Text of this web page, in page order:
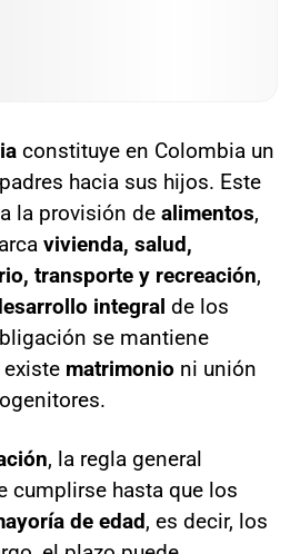
constituye en Colombia un
hacia sus hijos. Este
la provisión de alimentos,
vivienda, salud,
transporte y recreación,
integral de los
se mantiene
matrimonio ni unión
, la regla general
cumplirse hasta que los
de edad, es decir, los